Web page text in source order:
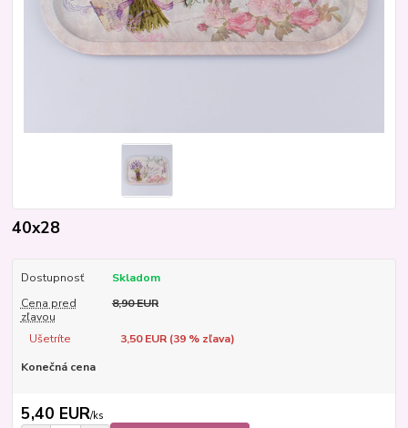
40x28
Dostupnosť
Skladom
Cena pred
zľavou
8,90 EUR
Ušetríte 3,50 EUR (39% zľava)
Konečná cena
5,40 EUR/ks